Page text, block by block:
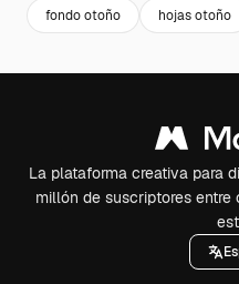
fondo otoño hojas otoño
La plataforma creativa para
millón de suscriptores entre